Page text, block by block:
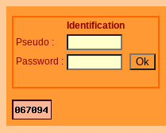
Identification
Pseudo :
Password :